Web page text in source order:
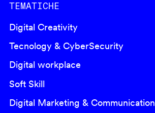
TEMATICHE
Digital Creativity
Tecnology & CyberSecurity
Digital workplace
Soft Skill
Digital Marketing & Communication